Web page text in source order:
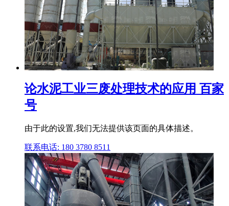
论水泥工业三废处理技术的应用 百家
号
由于此的设置,我们无法提供该页面的具体描述。
联系电话: 180 3780 8511